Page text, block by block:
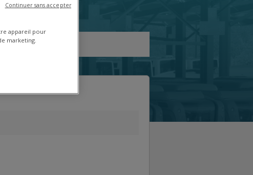
appareil pour
marketing.
Continuer sans accepter